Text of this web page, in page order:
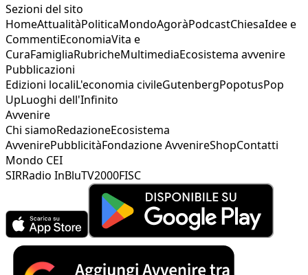
Sezioni del sito
HomeAttualitàPoliticaMondoAgoràPodcastChiesaIdee e
CommentiEconomiaVita e
CuraFamigliaRubricheMultimediaEcosistema avvenire
Pubblicazioni
Edizioni localiL'economia civileGutenbergPopotusPop
UpLuoghi dell'Infinito
Avvenire
Chi siamoRedazioneEcosistema
AvvenirePubblicitàFondazione AvvenireShopContatti
Mondo CEI
SIRRadio InBluTV2000FISC